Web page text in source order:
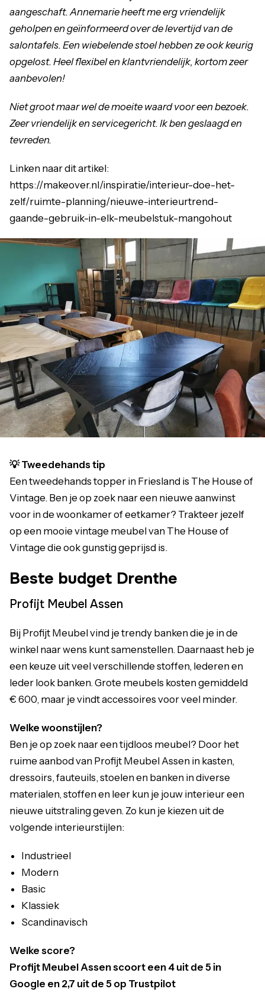
aangeschaft. Annemarie heeft me erg vriendelijk
geholpen en geïnformeerd over de levertijd van de
salontafels. Een wiebelende stoel hebben ze ook keurig
opgelost. Heel flexibel en klantvriendelijk, kortom zeer
aanbevolen!
Niet groot maar wel de moeite waard voor een bezoek.
Zeer vriendelijk en servicegericht. Ik ben geslaagd en
tevreden.
Linken naar dit artikel:
https://makeover.nl/inspiratie/interieur-doe-het-
zelf/ruimte-planning/nieuwe-interieurtrend-
gaande-gebruik-in-elk-meubelstuk-mangohout
💡 Tweedehands tip
Een tweedehands topper in Friesland is The House of
Vintage. Ben je op zoek naar een nieuwe aanwinst
voor in de woonkamer of eetkamer? Trakteer jezelf
op een mooie vintage meubel van The House of
Vintage die ook gunstig geprijsd is.
Beste budget Drenthe
Profijt Meubel Assen
Bij Profijt Meubel vind je trendy banken die je in de
winkel naar wens kunt samenstellen. Daarnaast heb je
een keuze uit veel verschillende stoffen, lederen en
leder look banken. Grote meubels kosten gemiddeld
€ 600, maar je vindt accessoires voor veel minder.
Welke woonstijlen?
Ben je op zoek naar een tijdloos meubel? Door het
ruime aanbod van Profijt Meubel Assen in kasten,
dressoirs, fauteuils, stoelen en banken in diverse
materialen, stoffen en leer kun je jouw interieur een
nieuwe uitstraling geven. Zo kun je kiezen uit de
volgende interieurstijlen:
Industrieel
Modern
Basic
Klassiek
Scandinavisch
Welke score?
Profijt Meubel Assen scoort een 4 uit de 5 in
Google en 2,7 uit de 5 op Trustpilot